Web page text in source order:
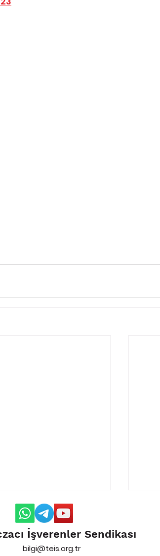
İşverenler Sendikası
bilgi@teis.org.tr